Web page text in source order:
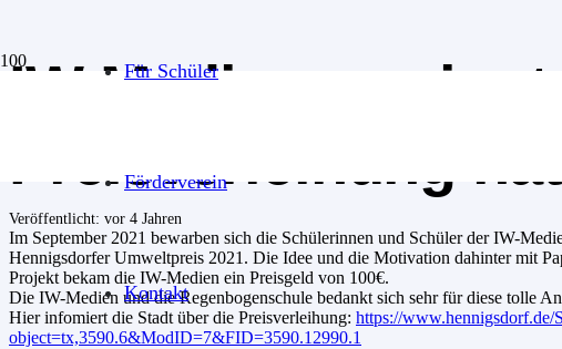
Für Schüler
Förderverein
Kontakt
IW Medien gewinnt
Preisverleihung
Veröffentlicht: vor 4 Jahren
Im September 2021 bewarben sich die Schülerinnen und Schüler der IW-
Hennigsdorfer Umweltpreis 2021. Die Idee und die Motivation dahinter mit
Projekt bekam die IW-Medien ein Preisgeld von 100€.
Die IW-Medien und die Regenbogenschule bedankt sich sehr für diese tolle
Hier infomiert die Stadt über die Preisverleihung: https://www.hennigsdorf.de/
object=tx,3590.6&ModID=7&FID=3590.12990.1